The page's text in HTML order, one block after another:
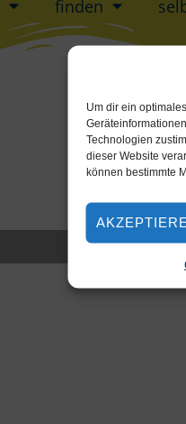
Um dir ein
Technologien
dieser Website
können bestimmte
finden